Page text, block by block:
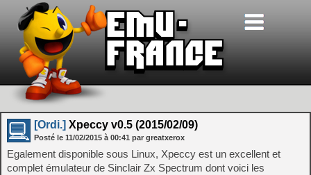
[Ordi.] Xpeccy v0.5 (2015/02/09)
Posté le 11/02/2015 à 00:41 par greatxerox
Egalement disponible sous Linux, Xpeccy est un excellent et
complet émulateur de Sinclair Zx Spectrum dont voici les